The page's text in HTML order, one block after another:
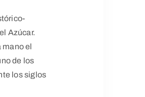
Azúcar.
mano el
de los
los siglos